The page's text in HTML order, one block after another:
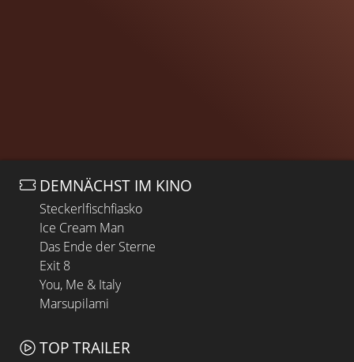
DEMNÄCHST IM KINO
Steckerlfischfiasko
Ice Cream Man
Das Ende der Sterne
Exit 8
You, Me & Italy
Marsupilami
TOP TRAILER